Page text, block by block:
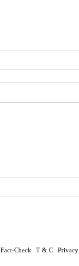
Fact-Check T & C Privacy